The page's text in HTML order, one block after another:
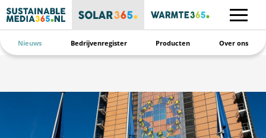
Nieuws Bedrijvenregister Producten Over ons